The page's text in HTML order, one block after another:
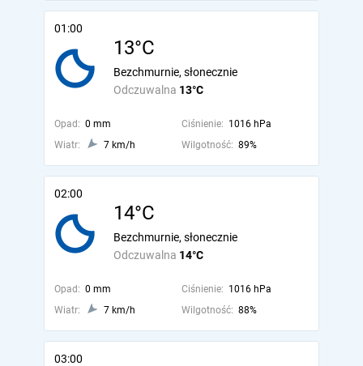
01:00
13°C
Odczuwalna 13°C
Bezchmurnie, słonecznie
Opad: 0 mm Ciśnienie: 1016 hPa
Wiatr:
7 km/h Wilgotność: 89%
02:00
14°C
Odczuwalna 14°C
Bezchmurnie, słonecznie
Opad: 0 mm Ciśnienie: 1016 hPa
Wiatr:
7 km/h Wilgotność: 88%
03:00